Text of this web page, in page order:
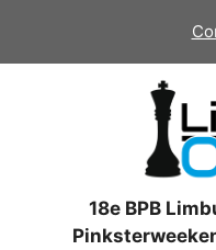
de
18e BPB